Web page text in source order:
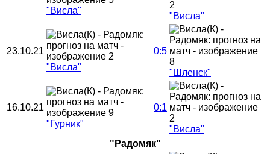
"Висла"
"Висла"
23.10.21
"Висла"
0:5
"Шленск"
16.10.21
"Гурник"
0:1
"Висла"
"Радомяк"